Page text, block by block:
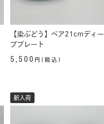
【染ぶどう】ペア21cmディー
ププレート
5,500 円(税込)
新入荷